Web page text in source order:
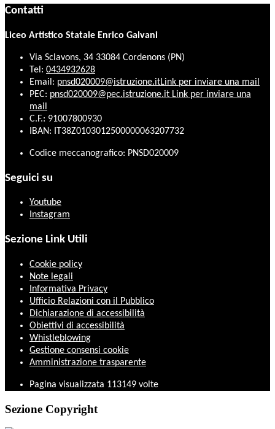
Contatti
Liceo Artistico Statale Enrico Galvani
Via Sclavons, 34 33084 Cordenons (PN)
Tel: 0434932628
Email: pnsd020009@istruzione.itLink per inviare una mail
PEC: pnsd020009@pec.istruzione.it Link per inviare una
mail
C.F.: 91007800930
IBAN: IT38Z0103012500000063207732
Codice meccanografico: PNSD020009
Seguici su
Youtube
Instagram
Sezione Link Utili
Cookie policy
Note legali
Informativa Privacy
Ufficio Relazioni con il Pubblico
Dichiarazione di accessibilità
Obiettivi di accessibilità
Whistleblowing
Gestione consensi cookie
Amministrazione trasparente
Pagina visualizzata 113149 volte
Sezione Copyright